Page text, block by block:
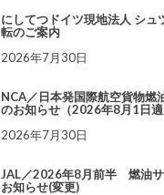
にしてつドイツ現地法人 シュ
転のご案内
2026年7月30日
NCA／日本発国際航空貨物燃
のお知らせ（2026年8月1日
2026年7月30日
JAL／2026年8月前半 燃油サ
お知らせ(変更)